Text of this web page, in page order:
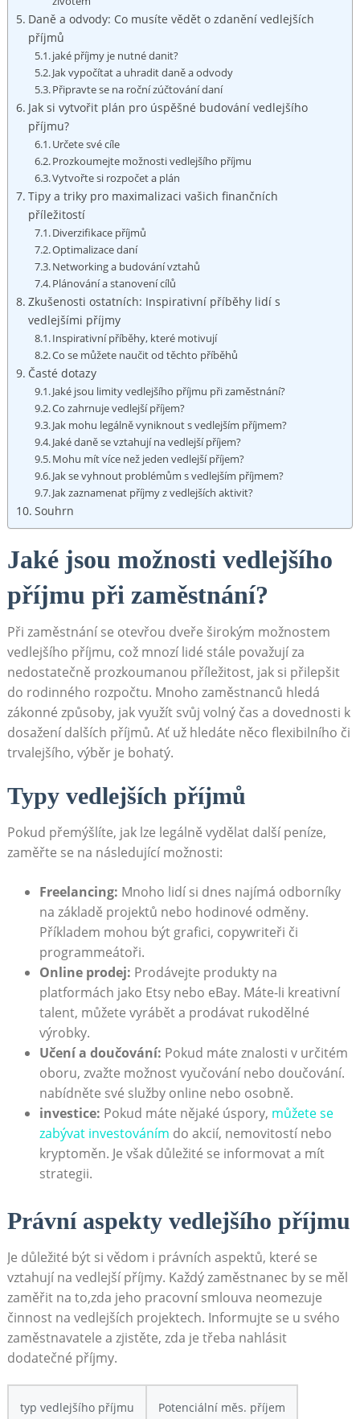
Daně ⁤a odvody: Co musíte vědět o ⁣zdanění​ vedlejších
⁤příjmů
jaké příjmy ​je⁣ nutné danit?
Jak⁢ vypočítat⁤ a uhradit ⁣daně a odvody
Připravte se na roční zúčtování⁢ daní
Jak si ‌vytvořit plán pro úspěšné budování⁢ vedlejšího
příjmu?
Určete své cíle
Prozkoumejte možnosti vedlejšího příjmu
Vytvořte si ‍rozpočet a plán
Tipy a triky‌ pro ​maximalizaci‌ vašich ​finančních
⁢příležitostí
Diverzifikace příjmů
Optimalizace daní
Networking a‍ budování vztahů
Plánování a stanovení cílů
Zkušenosti ‌ostatních:‍ Inspirativní příběhy lidí ‍s‌
vedlejšími​ příjmy
Inspirativní příběhy, ⁤které ⁤motivují
Co se můžete naučit od těchto příběhů
Časté dotazy
Jaké jsou limity ​vedlejšího ‌příjmu při zaměstnání?
Co ⁤zahrnuje vedlejší příjem?
Jak mohu legálně vyniknout s vedlejším příjmem?
Jaké daně⁢ se vztahují na vedlejší příjem?
Mohu ⁣mít ​více⁤ než jeden⁢ vedlejší příjem?
Jak se ‌vyhnout problémům s vedlejším příjmem?
Jak zaznamenat příjmy z vedlejších aktivit?
Souhrn
Jaké‌ jsou možnosti vedlejšího
příjmu⁤ při zaměstnání?
Při zaměstnání se otevřou dveře širokým možnostem
vedlejšího příjmu,​ což⁣ mnozí lidé stále ​považují ⁣za
nedostatečně prozkoumanou příležitost, jak si ​přilepšit ​
do rodinného rozpočtu. Mnoho zaměstnanců hledá
zákonné způsoby, ⁢jak ‌využít svůj volný čas a ​dovednosti k‍
dosažení dalších příjmů. Ať už ‍hledáte něco flexibilního či
trvalejšího, výběr je bohatý.
Typy vedlejších příjmů
Pokud přemýšlíte, jak lze legálně vydělat další ⁤peníze,
zaměřte se na‍ následující možnosti:
Freelancing: Mnoho lidí‌ si dnes najímá odborníky ​
na ⁣základě projektů nebo hodinové odměny.⁣
Příkladem mohou být grafici, copywriteři ‌či‌
programmeátoři.
Online prodej: Prodávejte ⁢produkty na
platformách⁢ jako Etsy nebo eBay. Máte-li​ kreativní
talent, můžete vyrábět a prodávat rukodělné ​
výrobky.
Učení ‍a ​doučování: Pokud máte znalosti v ‌určitém
oboru,​ zvažte možnost vyučování nebo doučování.
nabídněte své ‍služby online nebo osobně.
investice: Pokud máte nějaké úspory, můžete se
zabývat investováním do akcií, nemovitostí nebo
kryptoměn. Je však důležité se informovat ⁢a mít
⁢strategii.
Právní aspekty vedlejšího příjmu
Je důležité být si vědom i právních aspektů, ⁢které se
vztahují na vedlejší příjmy. Každý zaměstnanec by se měl
zaměřit ‌na to,zda ⁣jeho pracovní ⁣smlouva neomezuje
činnost na vedlejších projektech. Informujte se ‍u​ svého
zaměstnavatele a ‌zjistěte, zda je třeba nahlásit
dodatečné příjmy.
typ​ vedlejšího příjmu Potenciální měs. příjem